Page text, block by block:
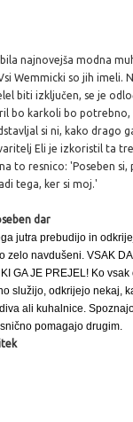
najnovejša modna
Wemmicki so jih imeli.
biti izključen, se je
bo karkoli bo potrebno,
si ni, kako drago
Eli je izkoristil ta
to resnico: 'Poseben si,
tega, ker si moj.'
dar
jutra prebudijo in
zelo navdušeni. VSAK
GA JE PREJEL! Ko
služijo, odkrijejo nekaj,
ali kuhalnice.
pomagajo drugim.